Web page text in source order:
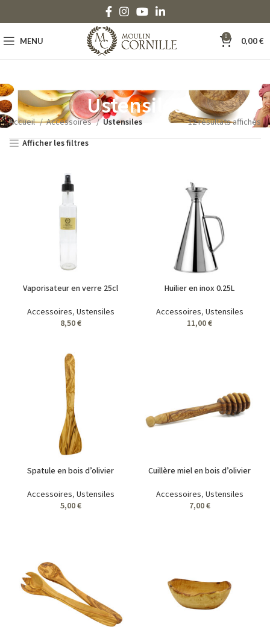
MENU 0 0,00€
Ustensiles
Accueil Accessoires Ustensiles
12 résultats affichés
Afficher les filtres
Vaporisateur en verre 25cl
Accessoires, Ustensiles
8,50€
Huilier en inox 0.25L
Accessoires, Ustensiles
11,00€
Spatule en bois d’olivier
Accessoires, Ustensiles
5,00€
Cuillère miel en bois d’olivier
Accessoires, Ustensiles
7,00€